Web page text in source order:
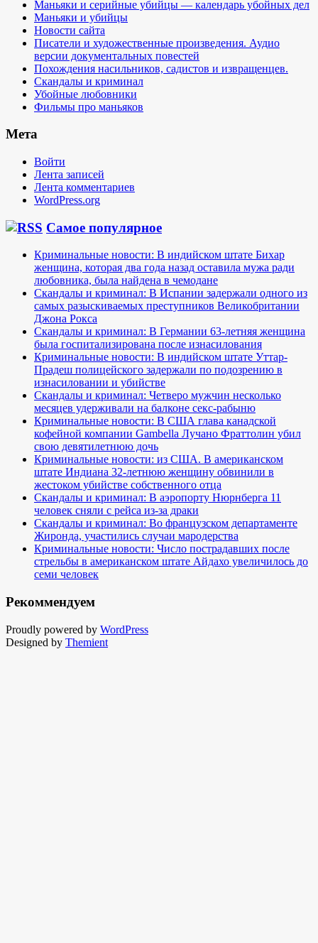
Маньяки и серийные убийцы — календарь убойных дел
Маньяки и убийцы
Новости сайта
Писатели и художественные произведения. Аудио
версии документальных повестей
Похождения насильников, садистов и извращенцев.
Скандалы и криминал
Убойные любовники
Фильмы про маньяков
Мета
Войти
Лента записей
Лента комментариев
WordPress.org
Самое популярное
Криминальные новости: В индийском штате Бихар
женщина, которая два года назад оставила мужа ради
любовника, была найдена в чемодане
Скандалы и криминал: В Испании задержали одного из
самых разыскиваемых преступников Великобритании
Джона Рокса
Скандалы и криминал: В Германии 63-летняя женщина
была госпитализирована после изнасилования
Криминальные новости: В индийском штате Уттар-
Прадеш полицейского задержали по подозрению в
изнасиловании и убийстве
Скандалы и криминал: Четверо мужчин несколько
месяцев удерживали на балконе секс-рабыню
Криминальные новости: В США глава канадской
кофейной компании Gambella Лучано Фраттолин убил
свою девятилетнюю дочь
Криминальные новости: из США. В американском
штате Индиана 32-летнюю женщину обвинили в
жестоком убийстве собственного отца
Скандалы и криминал: В аэропорту Нюрнберга 11
человек сняли с рейса из-за драки
Скандалы и криминал: Во французском департаменте
Жиронда, участились случаи мародерства
Криминальные новости: Число пострадавших после
стрельбы в американском штате Айдахо увеличилось до
семи человек
Рекоммендуем
Proudly powered by WordPress
Designed by Themient